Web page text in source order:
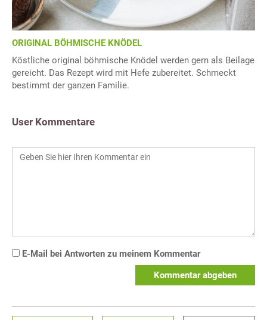
ORIGINAL BÖHMISCHE KNÖDEL
Köstliche original böhmische Knödel werden gern als Beilage
gereicht. Das Rezept wird mit Hefe zubereitet. Schmeckt
bestimmt der ganzen Familie.
User Kommentare
E-Mail bei Antworten zu meinem Kommentar
Kommentar abgeben